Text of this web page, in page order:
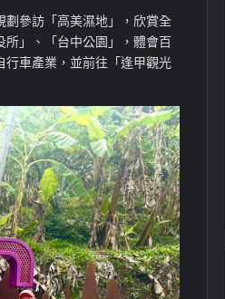
劃參訪「高美濕地」，欣賞全
」、「台中公園」，體會百
車產業，並前往「逢甲觀光